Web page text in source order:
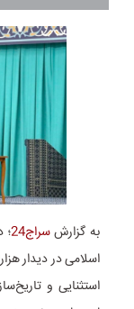
به گزارشسراج24
؛
استثنایی و